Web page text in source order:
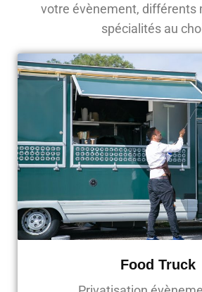
votre évènement, différents
spécialités au
Food Truck